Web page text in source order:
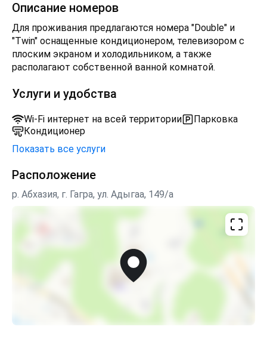
Описание номеров
Для проживания предлагаются номера "Double" и
"Twin" оснащенные кондиционером, телевизором с
плоским экраном и холодильником, а также
располагают собственной ванной комнатой.
Услуги и удобства
Wi-Fi интернет на всей территории
Парковка
Кондиционер
Показать все услуги
Расположение
р. Абхазия, г. Гагра, ул. Адыгаа, 149/а